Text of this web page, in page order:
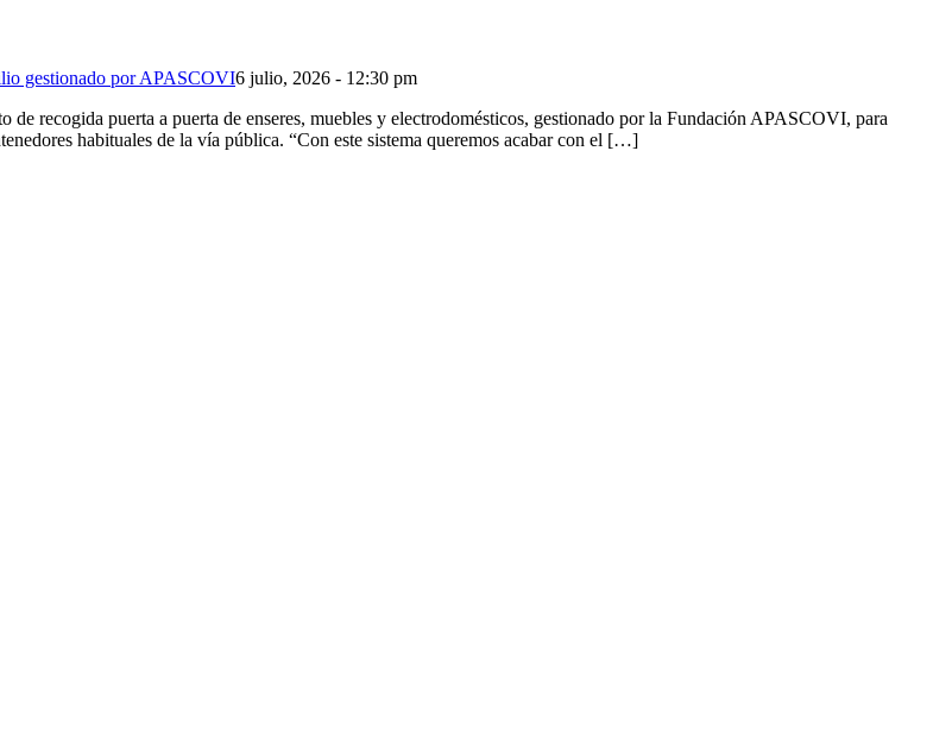
gestionado por APASCOVI6 julio, 2026 - 12:30 pm
recogida puerta a puerta de enseres, muebles y electrodomésticos, gestionado por la Fundación APASCOVI, para
habituales de la vía pública. “Con este sistema queremos acabar con el […]